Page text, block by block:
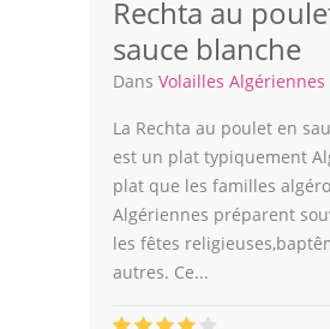
Rechta au
sauce blanche
Dans Volailles Algériennes
La Rechta au poulet en
est un plat typiquement
plat que les familles
Algériennes préparent
les fêtes
autres. Ce...